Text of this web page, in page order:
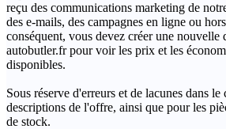
reçu des communications marketing de
des e-mails, des campagnes en ligne ou
conséquent, vous devez créer une nouvelle
autobutler.fr pour voir les prix et les
disponibles.
Sous réserve d'erreurs et de lacunes dans
descriptions de l'offre, ainsi que pour les
de stock.